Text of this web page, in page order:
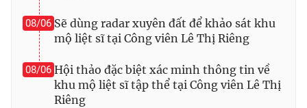
08/06 Sẽ dùng radar xuyên đất để khảo sát khu
mộ liệt sĩ tại Công viên Lê Thị Riêng
08/06 Hội thảo đặc biệt xác minh thông tin về
khu mộ liệt sĩ tập thể tại Công viên Lê Thị
Riêng